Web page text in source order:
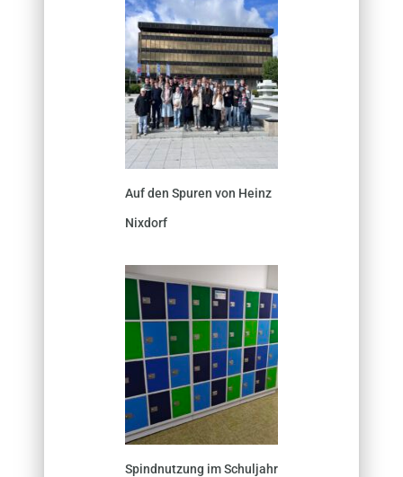
Auf den Spuren von Heinz
Nixdorf
Spindnutzung im Schuljahr